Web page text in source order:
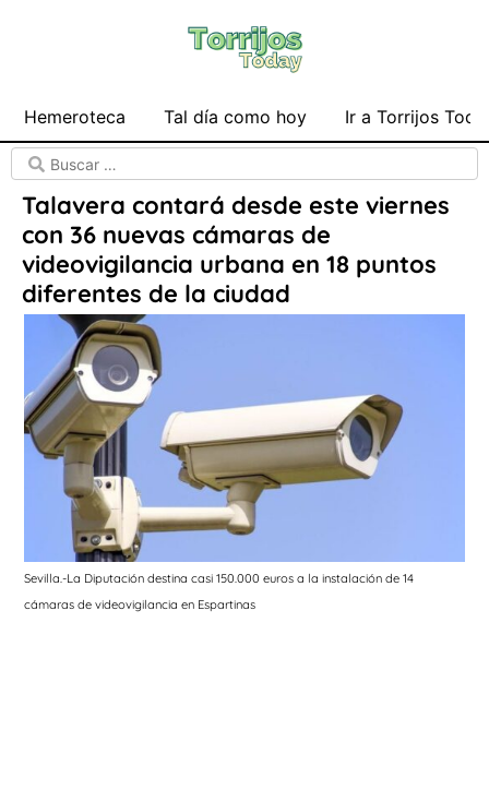
Hemeroteca Tal día como hoy Ir a Torrijos
Talavera contará desde este viernes
con 36 nuevas cámaras de
videovigilancia urbana en 18 puntos
diferentes de la ciudad
Sevilla.-La Diputación destina casi 150.000 euros a la instalación de 14
cámaras de videovigilancia en Espartinas